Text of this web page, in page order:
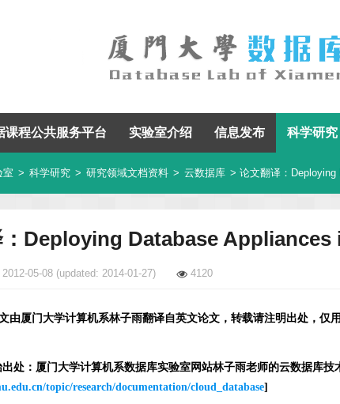
课程公共服务平台 实验室介绍 信息发布 科学研究
室 > 科学研究 > 研究领域文档资料 > 云数据库 > 论文翻译：Deploying
：Deploying Database
2012-05-08 (updated: 2014-01-27) 4120
由厦门大学计算机系林子雨翻译自英文论文，转载请注明出处，仅
处：厦门大学计算机系数据库实验室网站林子雨老师的云数据库技
topic/research/documentation/cloud_database]